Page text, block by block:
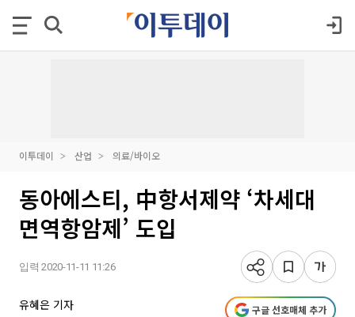
이투데이 산업 의료/바이오
동아에스티, 中항서제약 ‘차세대
면역항암제’ 도입
입력 2020-11-11 11:26
유혜은 기자 구글 선호매체 추가